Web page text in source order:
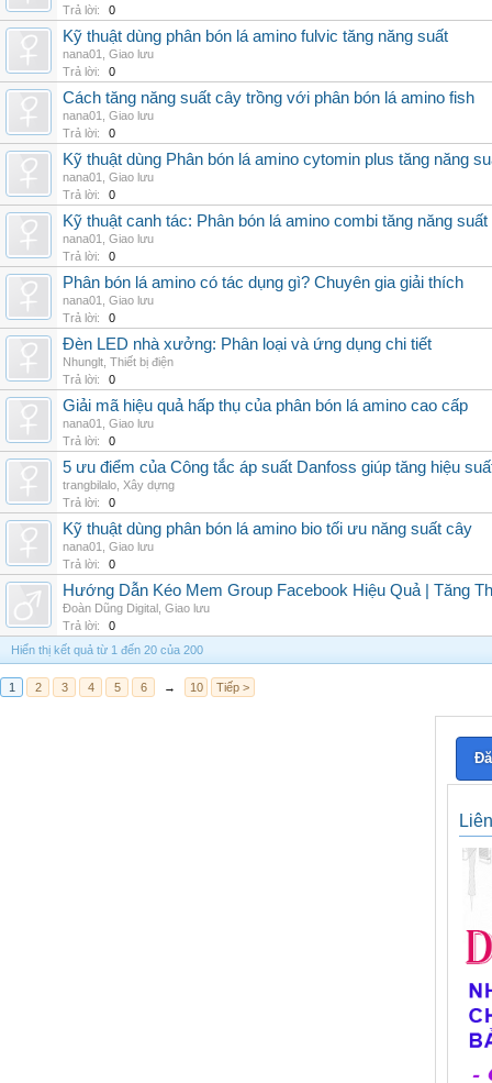
Trả lời:
0
Kỹ thuật dùng phân bón lá amino fulvic tăng năng suất
nana01
Giao lưu
Trả lời:
0
Cách tăng năng suất cây trồng với phân bón lá amino fish
nana01
Giao lưu
Trả lời:
0
Kỹ thuật dùng Phân bón lá amino cytomin plus tăng năng
nana01
Giao lưu
Trả lời:
0
Kỹ thuật canh tác: Phân bón lá amino combi tăng năng suất
nana01
Giao lưu
Trả lời:
0
Phân bón lá amino có tác dụng gì? Chuyên gia giải thích
nana01
Giao lưu
Trả lời:
0
Đèn LED nhà xưởng: Phân loại và ứng dụng chi tiết
Nhunglt Thiết bị điện
Trả lời:
0
Giải mã hiệu quả hấp thụ của phân bón lá amino cao cấp
nana01
Giao lưu
Trả lời:
0
5 ưu điểm của Công tắc áp suất Danfoss giúp tăng hiệu
trangbilalo Xây dựng
Trả lời:
0
Kỹ thuật dùng phân bón lá amino bio tối ưu năng suất cây
nana01
Giao lưu
Trả lời:
0
Hướng Dẫn Kéo Mem Group Facebook Hiệu Quả | Tăng
Đoàn Dũng Digital Giao lưu
Trả lời:
0
Hiển thị kết quả từ 1 đến 20 của 200
1 2 3 4 5 6 → 10 Tiếp >